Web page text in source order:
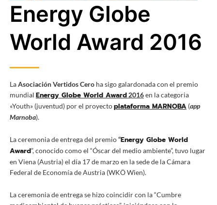
Energy Globe
World Award 2016
LaAsociación Vertidos Cero ha sigo galardonada con el premio
mundial Energy Globe World Award2016en la categoria
«Youth» (juventud) por el proyectoplataforma MARNOBA (app
Marnoba).
La ceremonia de entrega del premio“Energy Globe World
Award”, conocido como el “Óscar del medio ambiente”, tuvo lugar
en Viena (Austria) el día 17 de marzo en la sede de la Cámara
Federal de Economía de Austria (WKÖ Wien).
La ceremonia de entrega se hizo coincidir con la “Cumbre